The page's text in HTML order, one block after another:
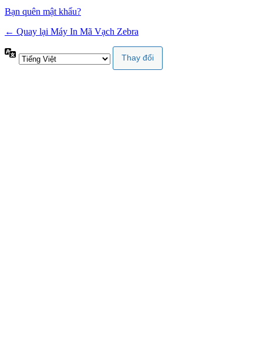
Bạn quên mật khẩu?
← Quay lại Máy In Mã Vạch Zebra
ngữ